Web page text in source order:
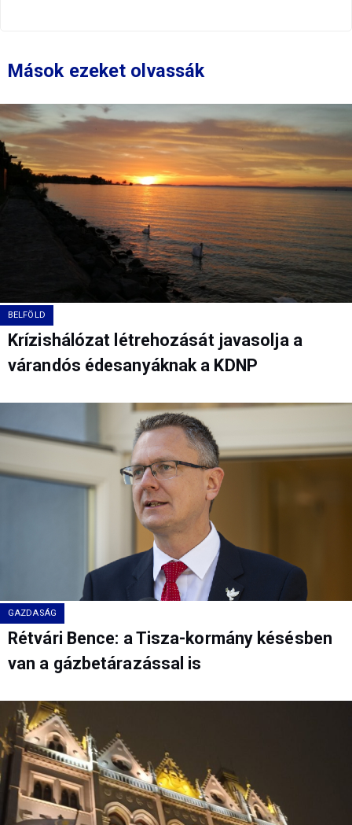
Mások ezeket olvassák
BELFÖLD
Krízishálózat létrehozását javasolja a
várandós édesanyáknak a KDNP
GAZDASÁG
Rétvári Bence: a Tisza-kormány késésben
van a gázbetárazással is